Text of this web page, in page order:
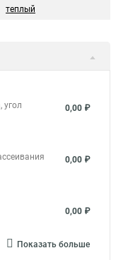
теплый
угол
0,00 ₽
0,00 ₽
0,00 ₽
Показать больше